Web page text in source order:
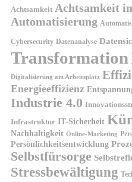
Achtsamkeit Achtsamkeit
Automatisierung
Cybersecurity Datenanalyse
Transformation
Digitalisierung am Arbeitsplatz
Energieeffizienz
Industrie 4.0
Infrastruktur IT-Sicherheit
Nachhaltigkeit Online-Marketing
Persönlichkeitsentwicklung
Selbstfürsorge
Stressbewältigung